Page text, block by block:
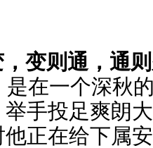
变则通，通
在一个深秋
手投足爽朗
正在给下属